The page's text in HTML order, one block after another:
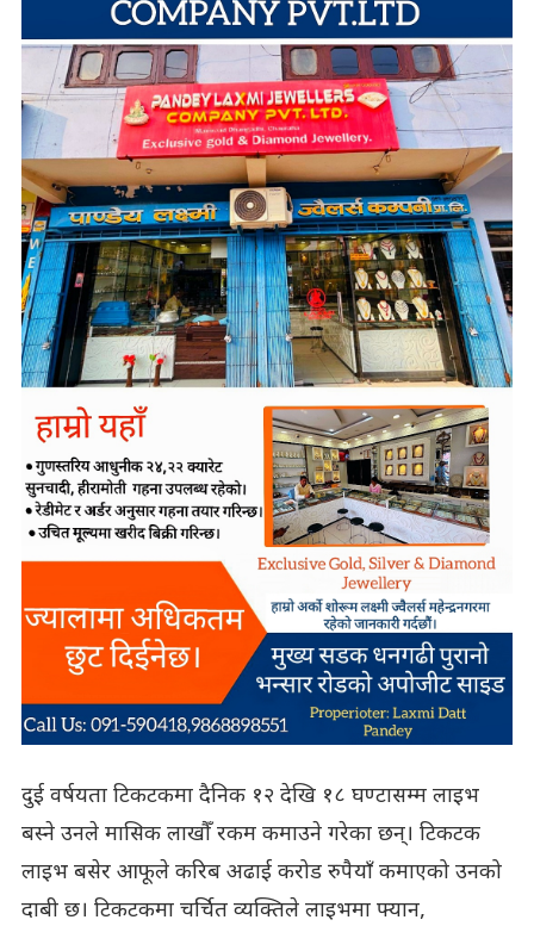
दुई वर्षयता टिकटकमा दैनिक १२ देखि १८ घण्टासम्म लाइभ
बस्ने उनले मासिक लाखौँ रकम कमाउने गरेका छन्। टिकटक
लाइभ बसेर आफूले करिब अढाई करोड रुपैयाँ कमाएको उनको
दाबी छ। टिकटकमा चर्चित व्यक्तिले लाइभमा फ्यान,